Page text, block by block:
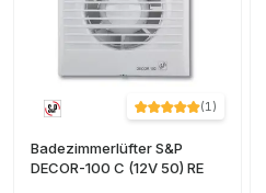
(1)
Badezimmerlüfter S&P
DECOR-100 C (12V 50) RE